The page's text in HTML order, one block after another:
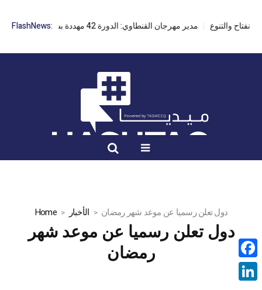
FlashNews: مدير مهرجان القنطاوي: الدورة 42 مهددة بسبب تأخر التراخيص
Home الأخبار دول تعلن رسميا عن موعد شهر رمضان
دول تعلن رسميا عن موعد شهر
رمضان